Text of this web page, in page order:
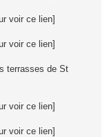
voir ce lien]
voir ce lien]
terrasses de St
voir ce lien]
voir ce lien]